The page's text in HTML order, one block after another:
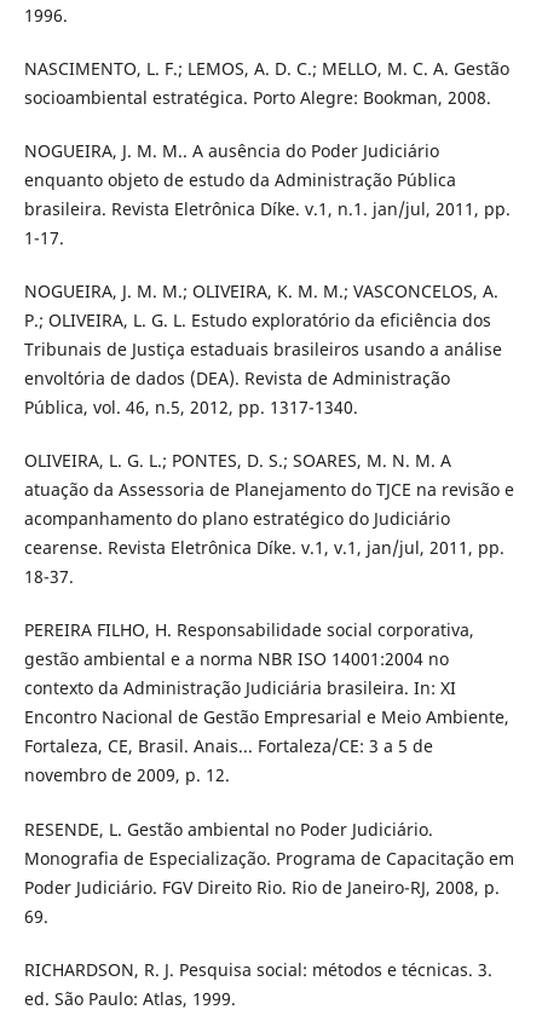
1996.
NASCIMENTO, L. F.; LEMOS, A. D. C.; MELLO, M. C. A. Gestão
socioambiental estratégica. Porto Alegre: Bookman, 2008.
NOGUEIRA, J. M. M.. A ausência do Poder Judiciário
enquanto objeto de estudo da Administração Pública
brasileira. Revista Eletrônica Díke. v.1, n.1. jan/jul, 2011, pp.
1-17.
NOGUEIRA, J. M. M.; OLIVEIRA, K. M. M.; VASCONCELOS, A.
P.; OLIVEIRA, L. G. L. Estudo exploratório da eficiência dos
Tribunais de Justiça estaduais brasileiros usando a análise
envoltória de dados (DEA). Revista de Administração
Pública, vol. 46, n.5, 2012, pp. 1317-1340.
OLIVEIRA, L. G. L.; PONTES, D. S.; SOARES, M. N. M. A
atuação da Assessoria de Planejamento do TJCE na revisão e
acompanhamento do plano estratégico do Judiciário
cearense. Revista Eletrônica Díke. v.1, v.1, jan/jul, 2011, pp.
18-37.
PEREIRA FILHO, H. Responsabilidade social corporativa,
gestão ambiental e a norma NBR ISO 14001:2004 no
contexto da Administração Judiciária brasileira. In: XI
Encontro Nacional de Gestão Empresarial e Meio Ambiente,
Fortaleza, CE, Brasil. Anais... Fortaleza/CE: 3 a 5 de
novembro de 2009, p. 12.
RESENDE, L. Gestão ambiental no Poder Judiciário.
Monografia de Especialização. Programa de Capacitação em
Poder Judiciário. FGV Direito Rio. Rio de Janeiro-RJ, 2008, p.
69.
RICHARDSON, R. J. Pesquisa social: métodos e técnicas. 3.
ed. São Paulo: Atlas, 1999.